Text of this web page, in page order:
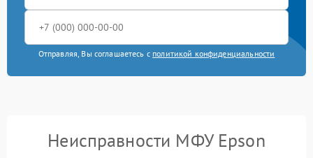
Отправляя, Вы соглашаетесь с политикой конфиденциальности
Неисправности МФУ Epson